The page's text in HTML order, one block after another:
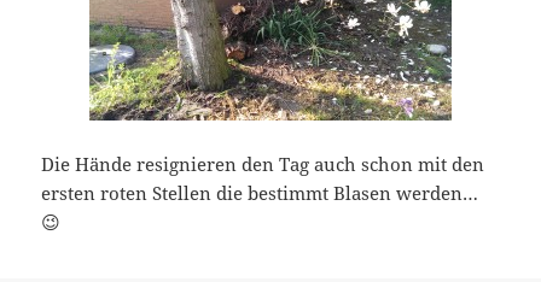
Die Hände resignieren den Tag auch schon mit den
ersten roten Stellen die bestimmt Blasen werden…
😉